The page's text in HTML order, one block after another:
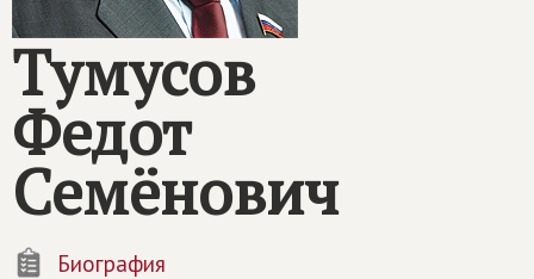
Тумусов
Федот
Семёнович
Биография